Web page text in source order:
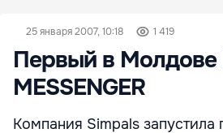
25 января 2007, 10:18 1 419
Первый в Молдове
MESSENGER
Компания Simpals